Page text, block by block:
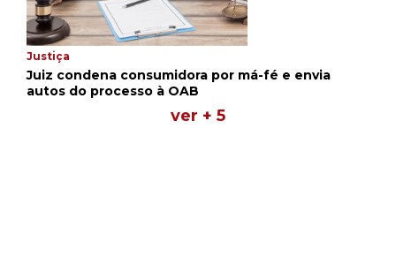
Justiça
Juiz condena consumidora por má-fé e envia
autos do processo à OAB
ver + 5